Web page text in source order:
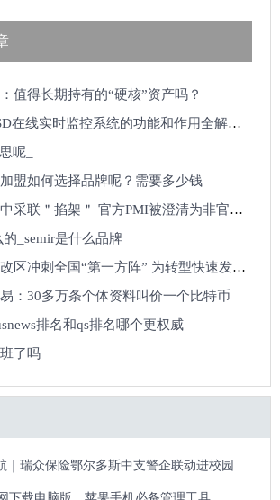
值得长期持有的“硬核”资产吗？
实时监控系统的功能和作用全解析_佰斯特POUSTO
呢_
盟如何选择品牌呢？需要多少钱
采联＂掐架＂ 官方PMI被澄清为非官方？
_semir是什么品牌
冲刺全国“第一方阵” 为转型快速发展探路
：30多万条个体资料叫价一个比特币
排名和qs排名哪个更权威
了吗
3·15金融护航｜瑞众保险鄂尔多斯中支警企联动进校园 清朗金融护青春